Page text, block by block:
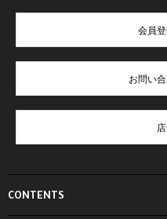
CONTENTS
会員
お問い